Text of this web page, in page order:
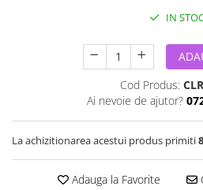
IN
Cod Produs:
Ai nevoie de ajutor?
La achizitionarea acestui produs primiti8
Adauga la Favorite